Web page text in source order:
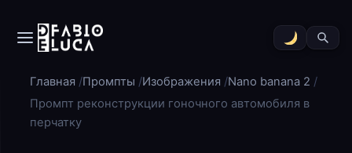
Главная Промпты Изображения
Nano banana 2
Промпт реконструкции гоночного автомобиля в
перчатку